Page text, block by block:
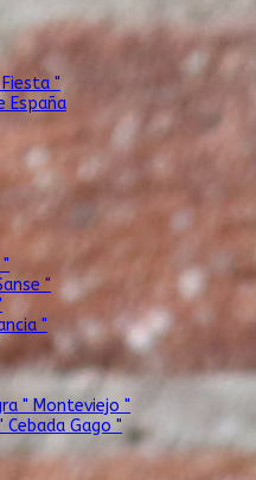
"
España
"
"
" Monteviejo "
Cebada Gago "